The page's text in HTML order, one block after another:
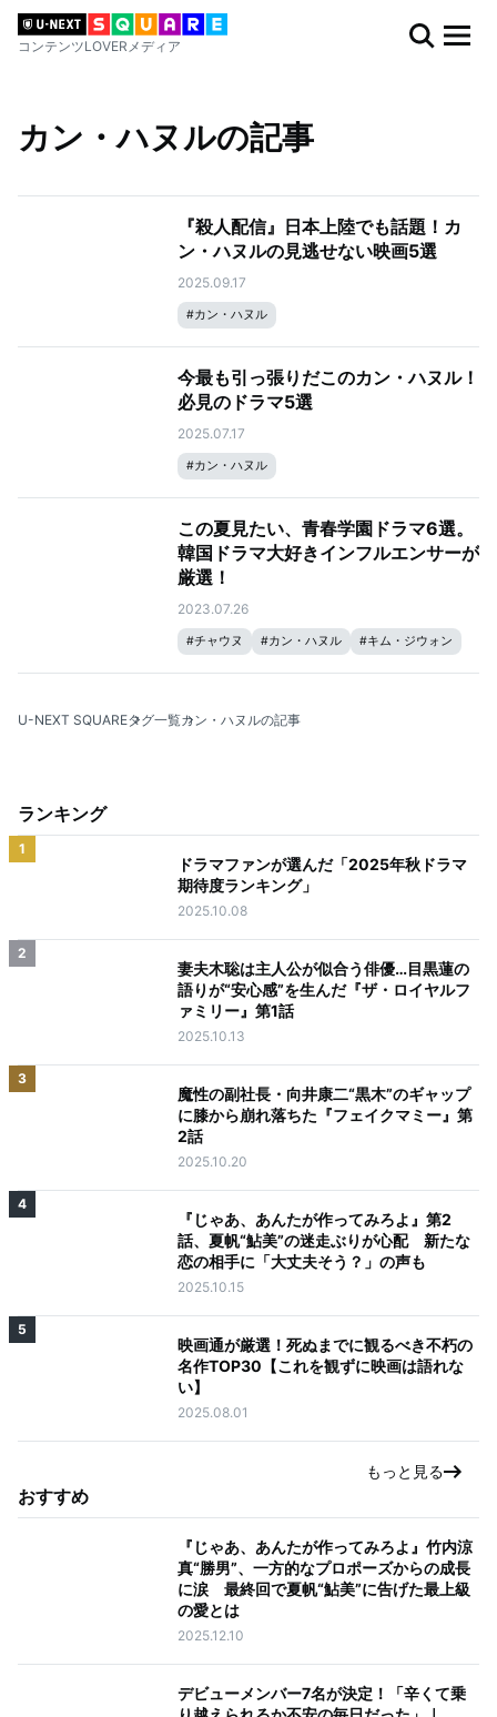
コンテンツLOVERメディア
カン・ハヌルの記事
『殺人配信』日本上陸でも話題！カ
ン・ハヌルの見逃せない映画5選
2025.09.17
#カン・ハヌル
今最も引っ張りだこのカン・ハヌル！
必見のドラマ5選
2025.07.17
#カン・ハヌル
この夏見たい、青春学園ドラマ6選。
韓国ドラマ大好きインフルエンサーが
厳選！
2023.07.26
#チャウヌ #カン・ハヌル #キム・ジウォン
U-NEXT SQUAREタグ一覧カン・ハヌルの記事
ランキング
1
ドラマファンが選んだ「2025年秋ドラマ
期待度ランキング」
2025.10.08
2
妻夫木聡は主人公が似合う俳優…目黒蓮の
語りが“安心感”を生んだ『ザ・ロイヤルフ
ァミリー』第1話
2025.10.13
3
魔性の副社長・向井康二“黒木”のギャップ
に膝から崩れ落ちた『フェイクマミー』第
2話
2025.10.20
4
『じゃあ、あんたが作ってみろよ』第2
話、夏帆“鮎美”の迷走ぶりが心配 新たな
恋の相手に「大丈夫そう？」の声も
2025.10.15
5
映画通が厳選！死ぬまでに観るべき不朽の
名作TOP30【これを観ずに映画は語れな
い】
2025.08.01
もっと見る
おすすめ
『じゃあ、あんたが作ってみろよ』竹内涼
真“勝男”、一方的なプロポーズからの成長
に涙 最終回で夏帆“鮎美”に告げた最上級
の愛とは
2025.12.10
デビューメンバー7名が決定！「辛くて乗